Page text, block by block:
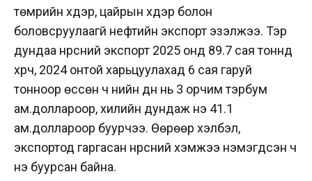
төмрийн хүдэр, цайрын хүдэр болон
боловсруулаагүй нефтийн экспорт эзэлжээ. Тэр
дундаа нүүрсний экспорт 2025 онд 89.7 сая тоннд
хүрч, 2024 онтой харьцуулахад 6 сая гаруй
тонноор өссөн ч үнийн дүн нь 3 орчим тэрбум
ам.доллароор, хилийн дундаж үнэ 41.1
ам.доллароор буурчээ. Өөрөөр хэлбэл,
экспортод гаргасан нүүрсний хэмжээ нэмэгдсэн ч
үнэ буурсан байна.